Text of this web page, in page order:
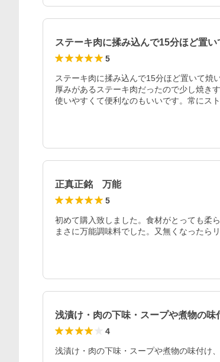
ステーキ肉に揉み込んで15分ほど置
5
ステーキ肉に揉み込んで15分ほど置いて焼
厚みがあるステーキ肉だったので少し焼き
使いやすくて便利なのもいいです。常にス
正真正銘 万能
5
初めて購入致しました。食材がとっても柔
まさに万能調味料でした。又無くなったら
浅漬け・肉の下味・スープや煮物の
4
浅漬け・肉の下味・スープや煮物の味付け